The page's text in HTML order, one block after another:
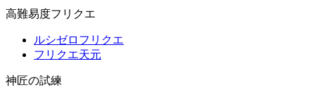
高難易度フリクエ
ルシゼロフリクエ
フリクエ天元
神匠の試練